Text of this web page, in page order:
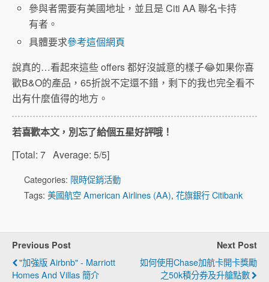
參與者需要有美國地址，並且是 Citi AA 聯名卡持
有者。
具體要求參考這個網頁
說真的…看起來這些 offers 都好沒誠意的樣子😂如果你喜
歡B&O的產品，65折說不定還不錯，剩下的我也完全看不
出有什麼值得的地方。
若喜歡本文，別忘了給個五星好評哦！
[Total: 7 Average: 5/5]
Categories: 限時促銷活動
Tags: 美國航空 American Airlines (AA), 花旗銀行 Citibank
Previous Post
"加強版 Airbnb" - Marriott
Homes And Villas 簡介
Next Post
如何使用Chase加航卡開卡獎勵
之50k積分券及升艙點數